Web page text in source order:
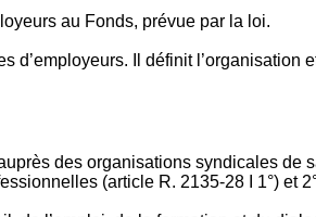
au Fonds, prévue par la loi.
Il définit l’organisation
des organisations syndicales de
(article R. 2135‐28 I 1°) et